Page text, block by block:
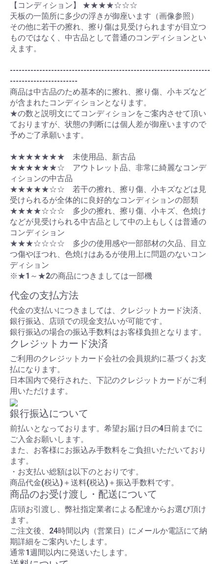
【コンディション】 ★★★★☆☆☆
天板の一箇所に多少の浮きが御座います（画像参照）
その他に若干の擦れ、擦り傷は見受けられますが目立つ
ものではなく、中古品として普通のコンディションとい
えます。
--------------------------------------------------------------------
-----------------------
商品は中古品のため基本的に擦れ、擦り傷、小キズなど
が含まれたコンディションとなります。
★の数と説明文にてコンディションをご案内させて頂い
ておりますが、状態の判断には個人差が御座いますので
予めご了承願います。
★★★★★★★ 未使用品、新古品
★★★★★★☆ アウトレット品、非常に綺麗なコンデ
ィションの中古品
★★★★★☆☆ 若干の擦れ、擦り傷、小キズなどは見
受けられるが全体的に良好的なコンディションの部類
★★★★☆☆☆ 多少の擦れ、擦り傷、小キズ、色焼け
などが見受けられる中古品として中の上もしくは普通の
コンディション
★★★☆☆☆☆ 多少の使用感や一部部材の欠品、目立
つ傷やほつれ、色焼けはあるが使用上に問題のないコン
ディション
※★1～★2の商品につきましては一部機
代金の支払方法
代金の支払いにつきましては、クレジットカード決済、
銀行振込、店頭での現金支払いが可能です。
銀行振込の場合の振込手数料はお客様負担となります。
クレジットカード決済
ご利用のクレジットカード会社の会員規約に基づくお支
払になります。
日本国内で発行された、下記のクレジットカードがご利
用いただけます。
銀行振込について
前払いとなっております。希望お届け日の4日前までに
ご入金お願いします。
また、お客様にお振込み手数料をご負担いただいており
ます。
・お支払い総額は以下のとおりです。
商品代金(税込)＋送料(税込)＋振込手数料です。
商品のお受け渡し・配送について
店頭お引渡し、弊社指定業者による配達からお選び頂け
ます。
ご注文後、24時間以内（営業日）にメールか電話にて納
期詳細をご案内いたします。
通常1週間以内に発送いたします。